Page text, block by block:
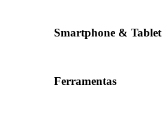
Smartphone & Tablet
Ferramentas